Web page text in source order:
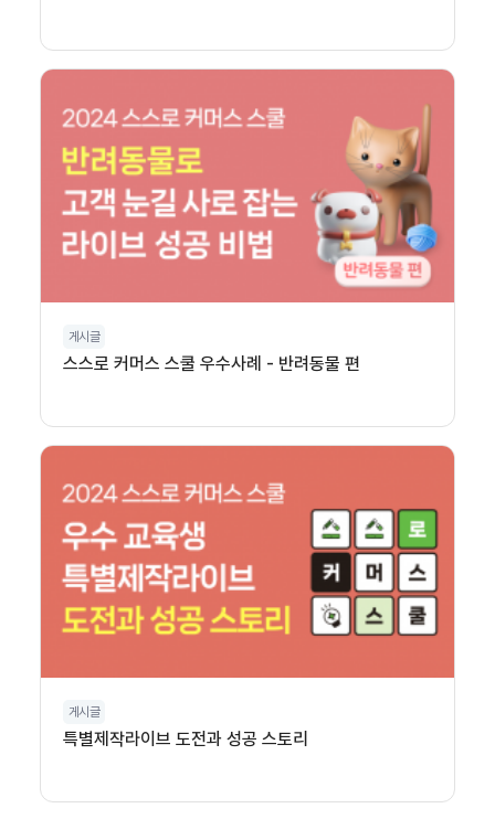
게시글
스스로 커머스 스쿨 우수사례 - 반려동물 편
게시글
특별제작라이브 도전과 성공 스토리